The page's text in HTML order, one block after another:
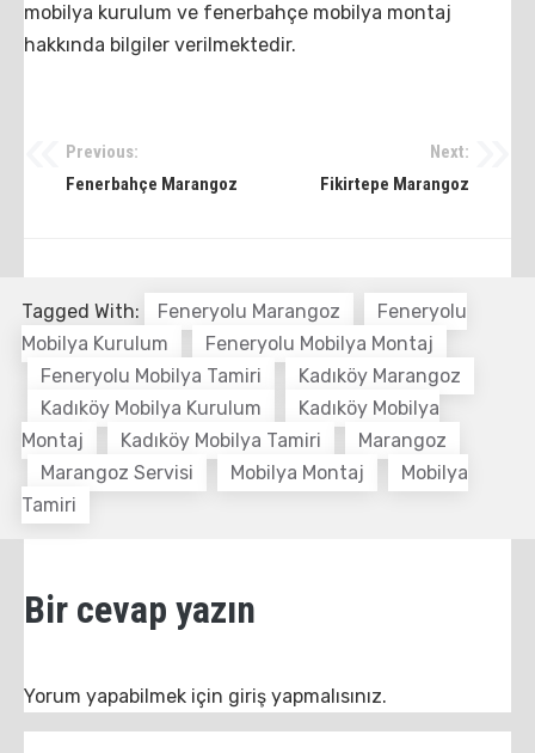
mobilya kurulum ve fenerbahçe mobilya montaj
hakkında bilgiler verilmektedir.
YazıPrevious:
Fenerbahçe Marangoz
Next:
Fikirtepe Marangoz
Tagged With: Feneryolu Marangoz
Feneryolu
Mobilya Kurulum
Feneryolu Mobilya Montaj
Feneryolu Mobilya Tamiri
Kadıköy Marangoz
Kadıköy Mobilya Kurulum
Kadıköy Mobilya
Montaj
Kadıköy Mobilya Tamiri
Marangoz
Marangoz Servisi
Mobilya Montaj
Mobilya
Tamiri
Bir cevap yazın
Yorum yapabilmek için giriş yapmalısınız.